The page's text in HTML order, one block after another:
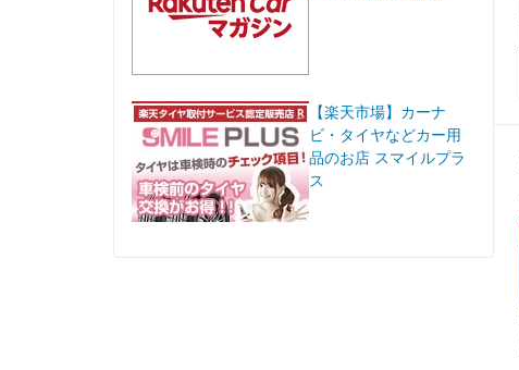
【楽天市場】カーナ
ビ・タイヤなどカー用
品のお店 スマイルプラ
ス